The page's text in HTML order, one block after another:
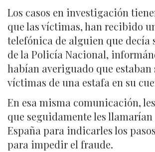
Los casos en investigación
que las víctimas, han recibido
telefónica de alguien que decía
de la Policía Nacional,
habían averiguado que estaban
víctimas de una estafa en su
En esa misma comunicación,
que seguidamente les llamarían
España para indicarles los
para impedir el fraude.